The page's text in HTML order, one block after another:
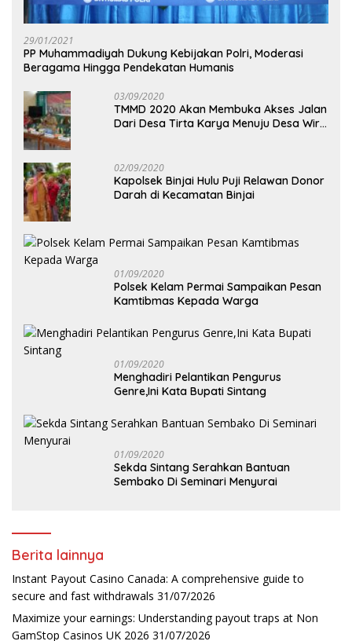
29/01/2021
PP Muhammadiyah Dukung Kebijakan Polri, Moderasi
Beragama Hingga Pendekatan Humanis
03/09/2020
TMMD 2020 Akan Membuka Akses Jalan
Dari Desa Tirta Karya Menuju Desa Wira
02/09/2020
Kapolsek Binjai Hulu Puji Relawan Donor
Darah di Kecamatan Binjai
01/09/2020
Polsek Kelam Permai Sampaikan Pesan
Kamtibmas Kepada Warga
01/09/2020
Menghadiri Pelantikan Pengurus
Genre,Ini Kata Bupati Sintang
01/09/2020
Sekda Sintang Serahkan Bantuan
Sembako Di Seminari Menyurai
Berita lainnya
Instant Payout Casino Canada: A comprehensive guide to
secure and fast withdrawals 31/07/2026
Maximize your earnings: Understanding payout traps at Non
GamStop Casinos UK 2026 31/07/2026